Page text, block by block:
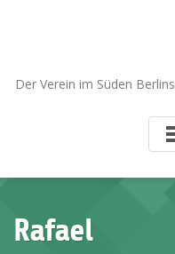
Der Verein im Süden Berlins
Rafael